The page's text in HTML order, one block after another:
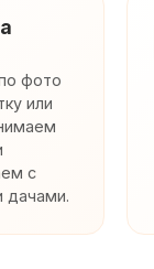
фото
или
с
дачами.